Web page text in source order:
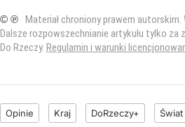
© ℗ Materiał chroniony prawem
Dalsze rozpowszechnianie artykułu tylko za
Do Rzeczy. Regulamin i warunki
Opinie Kraj DoRzeczy+ Świat